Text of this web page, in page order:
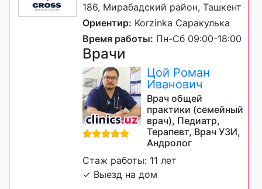
186, Мирабадский район, Ташкент
Ориентир: Korzinka Саракулька
Время работы: Пн-Сб 09:00-18:00
Врачи
Цой Роман
Иванович
Врач общей
практики (семейный
врач), Педиатр,
Терапевт, Врач УЗИ,
Андролог
Стаж работы: 11 лет
✓ Выезд на дом